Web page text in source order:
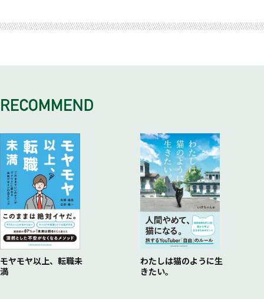
THEORY 04 「時給」を意識するだけで、仕事への取り組み
が変わる
章を打たない
THEORY 07 仕事の納期は自分でも「大丈夫かな」と思うく
THEORY 08 素早い決断を可能にする基準は、「後悔しそう
かどうか」
THEORY 09 ５分考えても結論が出ない議題は、次回の会議
に持ち越す
THEORY 10 仕事に追われたら、「リセット」のために土日
を活用する
THEORY 13 「伝わらない資料」は無意味。プレゼン資料は
情報をとことん削ぐ
ブ感」
を身につける
ない
THEORY 20 四字熟語、名言。言葉の持つ力を最大限に活用
する
見る
THEORY 24 クライアントにいちばん近い「最高に愉快な
人」になる
相手を絞る
THEORY 27 仕事ができる人ほど、「時間の価値」を知って
THEORY 28 「こだわり」が強いクライアントの要望には、
一度だけつき合ってみる
THEORY 29 こだわりが消えたとき、「あとは私にお任せ
を」とベスト案を通す
THEORY 30 「勇気あるトップ」とつき合うと、いい仕事が
できる
THEORY 31 人間関係をスムーズにするために「心理学」を
学ぶ
THEORY 32 紹介営業のキモは「思わず紹介したくなる人」
になること
せない
THEORY 34 仕事ができない人ほどメールで長文を書く
で、メンバーの責任感が増す
THEORY 37 マルチな能力を伸ばそうとしている部下ほど大
THEORY 38 チームも社内も、あえて「二極化」する
THEORY 39 仕事は「何をするか」ではなく、「誰とする
か」が最も重要
モヤモヤ以上、転職未
満
わたしは猫のように生
きたい。